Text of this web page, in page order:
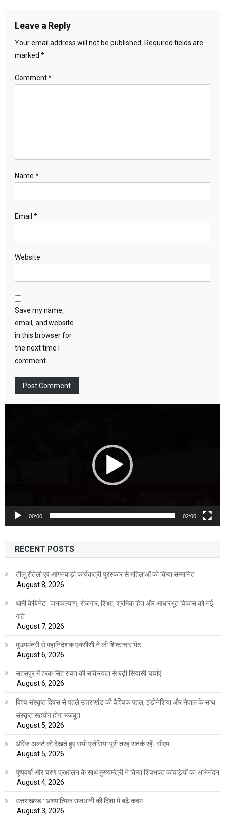
Leave a Reply
Your email address will not be published.
Required fields are
marked *
Comment*
Name *
Email *
Website
Save my name,
email, and website
in this browser for
the next time I
comment.
00:00 02:00
RECENT POSTS
तीलू रौतेली एवं आंगनबाड़ी कार्यकत्री पुरस्कार से महिलाओं को किया सम्मानित
August 8, 2026
धामी कैबिनेट : जनकल्याण, रोजगार, शिक्षा, श्रमिक हित और आधारभूत विकास को नई
गति
August 7, 2026
मुख्यमंत्री से महानिदेशक एनसीसी ने की शिष्टाचार भेंट
August 6, 2026
सहसपुर में हरक सिंह रावत की सक्रियता से बढ़ी सियासी चर्चाएं
August 6, 2026
विश्व संस्कृत दिवस से पहले उत्तराखंड की वैश्विक पहल, इंडोनेशिया और नेपाल के साथ
संस्कृत सहयोग होगा मजबूत
August 5, 2026
ऑरेंज अलर्ट को देखते हुए सभी एजेंसियां पूरी तरह सतर्क रहें- सीएम
August 5, 2026
पुष्पवर्षा और चरण प्रक्षालन के साथ मुख्यमंत्री ने किया शिवभक्त कांवड़ियों का अभिनंदन
August 4, 2026
उत्तराखण्ड : आध्यात्मिक राजधानी की दिशा में बढ़े कदम
August 3, 2026